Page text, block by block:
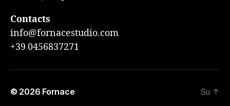
Contacts
info@fornacestudio.com
+39 0456837271
© 2026 Fornace Su ↑